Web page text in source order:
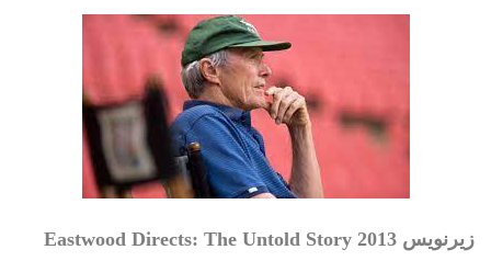
زیرنویس Eastwood Directs: The Untold Story 2013